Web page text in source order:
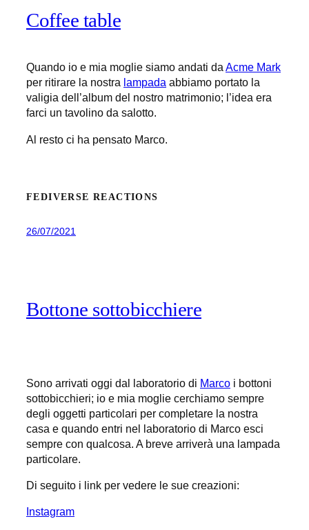
Coffee table
Quando io e mia moglie siamo andati da Acme Mark
per ritirare la nostra lampada abbiamo portato la
valigia dell’album del nostro matrimonio; l’idea era
farci un tavolino da salotto.
Al resto ci ha pensato Marco.
FEDIVERSE REACTIONS
26/07/2021
Bottone sottobicchiere
Sono arrivati oggi dal laboratorio di Marco i bottoni
sottobicchieri; io e mia moglie cerchiamo sempre
degli oggetti particolari per completare la nostra
casa e quando entri nel laboratorio di Marco esci
sempre con qualcosa. A breve arriverà una lampada
particolare.
Di seguito i link per vedere le sue creazioni:
Instagram